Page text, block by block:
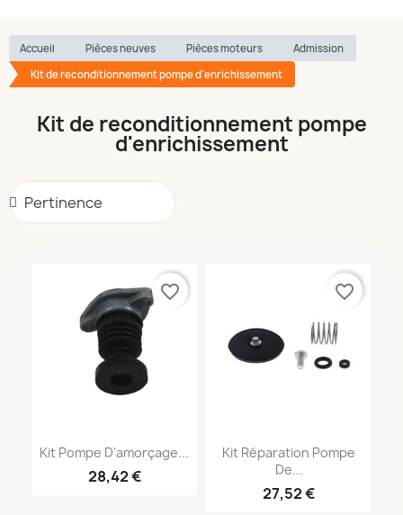
Accueil Pièces neuves Pièces moteurs
Admission
Kit de reconditionnement pompe d'enrichissement
Kit de reconditionnement pompe
d'enrichissement
Kit Pompe D'amorçage...
28,42 €
favorite_border
Kit Réparation Pompe
De...
27,52 €
favorite_border